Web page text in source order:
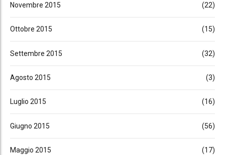
Novembre 2015 (22)
Ottobre 2015 (15)
Settembre 2015 (32)
Agosto 2015 (3)
Luglio 2015 (16)
Giugno 2015 (56)
Maggio 2015 (17)